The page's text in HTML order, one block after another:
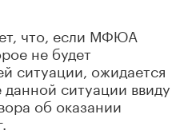
что, если МФЮА
не будет
ситуации, ожидается
ситуации ввиду
об оказании